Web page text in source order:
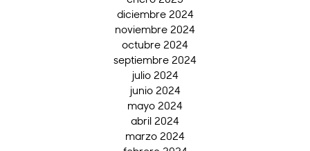
diciembre 2024
noviembre 2024
octubre 2024
septiembre 2024
julio 2024
junio 2024
mayo 2024
abril 2024
marzo 2024